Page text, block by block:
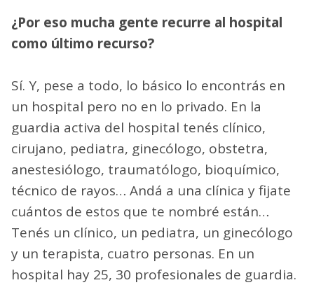
¿Por eso mucha gente recurre al hospital
como último recurso?
Sí. Y, pese a todo, lo básico lo encontrás en
un hospital pero no en lo privado. En la
guardia activa del hospital tenés clínico,
cirujano, pediatra, ginecólogo, obstetra,
anestesiólogo, traumatólogo, bioquímico,
técnico de rayos… Andá a una clínica y fijate
cuántos de estos que te nombré están…
Tenés un clínico, un pediatra, un ginecólogo
y un terapista, cuatro personas. En un
hospital hay 25, 30 profesionales de guardia.